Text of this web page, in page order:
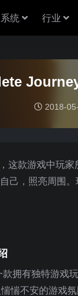
系统 行业
2018-
款游戏中玩
己，照亮周围
拥有独特游戏
惴不安的游戏